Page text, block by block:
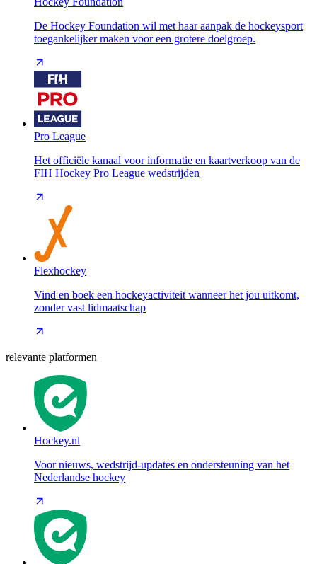
De Hockey Foundation wil met haar aanpak de hockeysport
toegankelijker maken voor een grotere doelgroep.
Pro League
Het officiële kanaal voor informatie en kaartverkoop van de
FIH Hockey Pro League wedstrijden
Flexhockey
Vind en boek een hockeyactiviteit wanneer het jou uitkomt,
zonder vast lidmaatschap
relevante platformen
Hockey.nl
Voor nieuws, wedstrijd-updates en ondersteuning van het
Nederlandse hockey